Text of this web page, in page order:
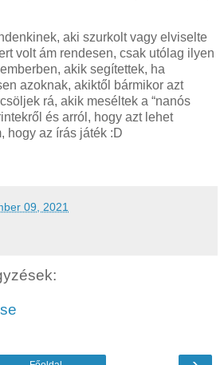
aki szurkolt vagy elviselte
volt ám rendesen, csak utólag ilyen
akik segítettek, ha
azoknak, akiktől bármikor azt
rá, akik meséltek a “nanós
és arról, hogy azt lehet
hogy az írás játék :D
09, 2021